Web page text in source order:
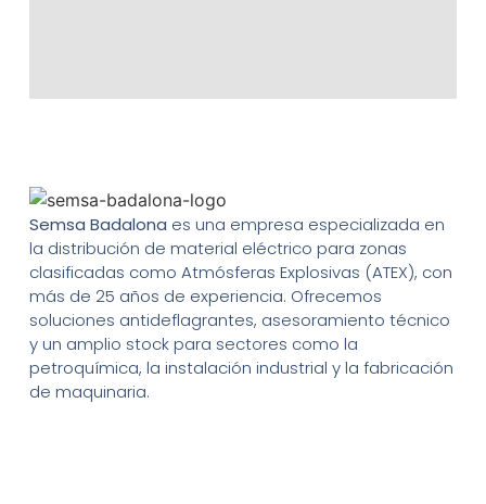
Semsa Badalona es una empresa especializada en
la distribución de material eléctrico para zonas
clasificadas como Atmósferas Explosivas (ATEX), con
más de 25 años de experiencia. Ofrecemos
soluciones antideflagrantes, asesoramiento técnico
y un amplio stock para sectores como la
petroquímica, la instalación industrial y la fabricación
de maquinaria.